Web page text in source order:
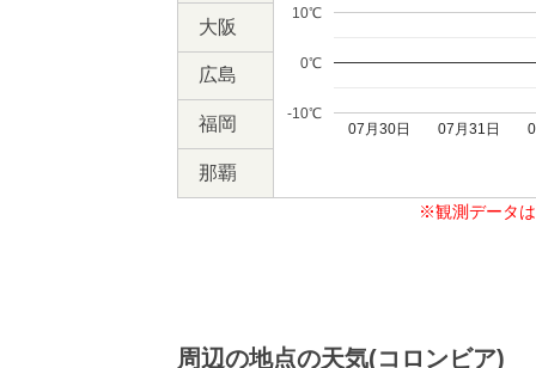
07月30日 07月31日
-10℃
0℃
10℃
大阪
広島
福岡
那覇
※観測データ
周辺の地点の天気(コロンビア)